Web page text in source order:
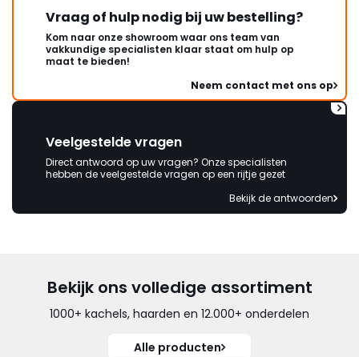
Vraag of hulp nodig bij uw bestelling?
Kom naar onze showroom waar ons team van
vakkundige specialisten klaar staat om hulp op
maat te bieden!
Neem contact met ons op
Veelgestelde vragen
Direct antwoord op uw vragen? Onze specialisten
hebben de veelgestelde vragen op een rijtje gezet
Bekijk de antwoorden
Bekijk ons volledige assortiment
1000+ kachels, haarden en 12.000+ onderdelen
Alle producten